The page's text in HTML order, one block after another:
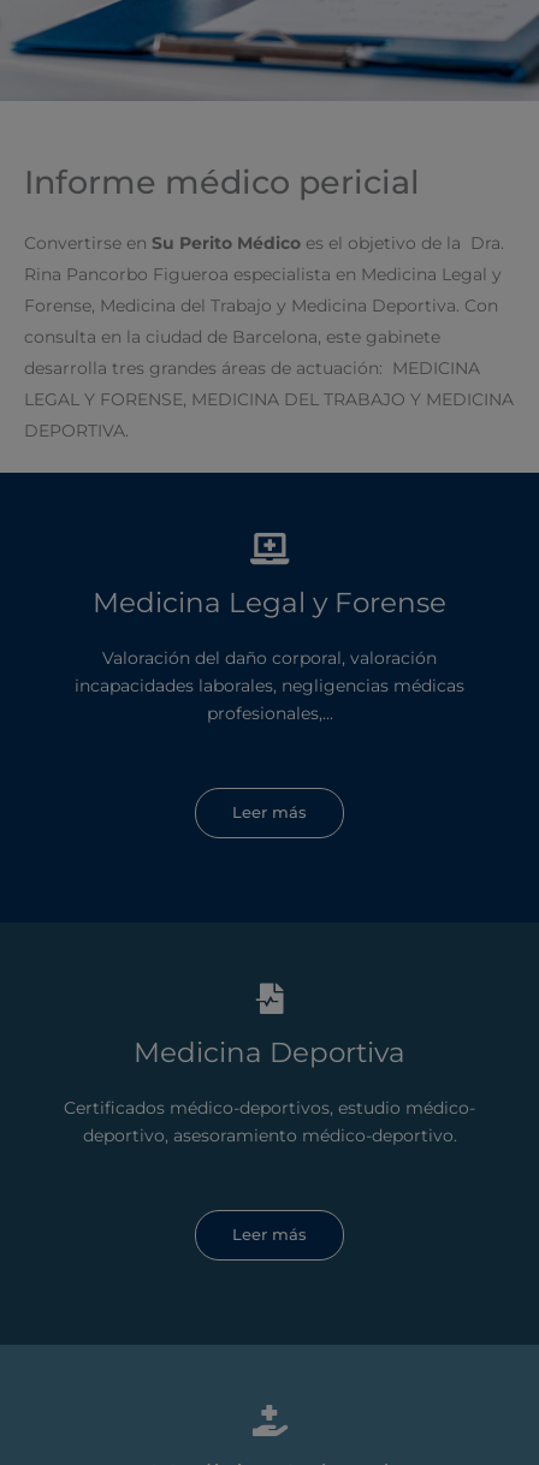
Informe médico pericial
Convertirse en Su Perito Médico es el objetivo de la Dra.
Rina Pancorbo Figueroa especialista en Medicina Legal y
Forense, Medicina del Trabajo y Medicina Deportiva. Con
consulta en la ciudad de Barcelona, este gabinete
desarrolla tres grandes áreas de actuación: MEDICINA
LEGAL Y FORENSE, MEDICINA DEL TRABAJO Y MEDICINA
DEPORTIVA.
Medicina Legal y Forense
Valoración del daño corporal, valoración
incapacidades laborales, negligencias médicas
profesionales,...
Leer más
Medicina Deportiva
Certificados médico-deportivos, estudio médico-
deportivo, asesoramiento médico-deportivo.
Leer más